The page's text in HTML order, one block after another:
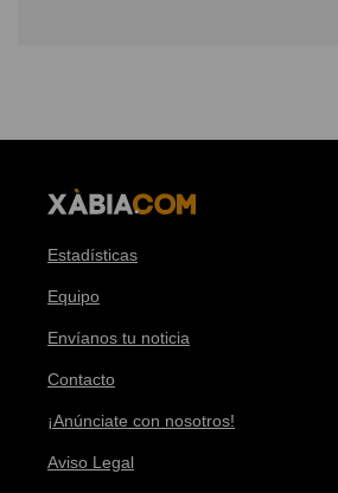
Estadísticas
Equipo
Envíanos tu noticia
Contacto
¡Anúnciate con nosotros!
Aviso Legal